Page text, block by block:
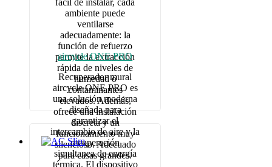
ambiente puede
ventilarse
adecuadamente: la
función de refuerzo
permite la extracción
rápida de niveles de
humedad o
contaminantes
elevados. Además,
ofrece una instalación
discreta y un
funcionamiento muy
silencioso. Adecuado
para casas grandes.
aircycle ONE PRO
Recuperador mural
aircycle ONE PRO es
una solución moderna
diseñada para
garantizar el
intercambio de aire y la
recuperación
simultanea de energía
térmica. El dispositivo